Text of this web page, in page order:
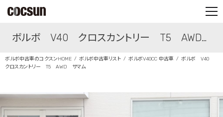
CONTACT
ボルボ V40 クロスカントリー T5 AWD
ボルボ中古車のコクスンHOME ボルボ中古車リスト ボルボV40CC 中古車
ボルボ V40
クロスカントリー T5 AWD サマム